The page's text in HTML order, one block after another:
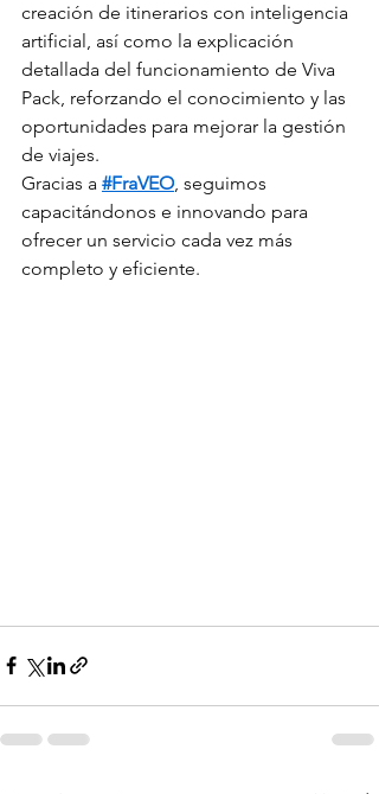
creación de itinerarios con inteligencia
artificial, así como la explicación
detallada del funcionamiento de Viva
Pack, reforzando el conocimiento y las
oportunidades para mejorar la gestión
de viajes.
Gracias a #FraVEO, seguimos
capacitándonos e innovando para
ofrecer un servicio cada vez más
completo y eficiente.